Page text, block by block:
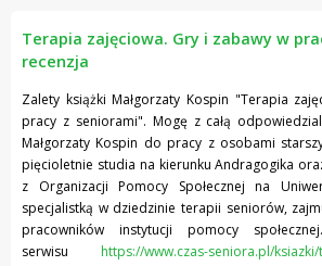
Terapia zajęciowa. Gry i zabawy w
recenzja
Zalety książki Małgorzaty Kospin "Terapia
pracy z seniorami". Mogę z całą
Małgorzaty Kospin do pracy z osobami
pięcioletnie studia na kierunku Andragogika
z Organizacji Pomocy Społecznej na
specjalistką w dziedzinie terapii seniorów,
pracowników instytucji pomocy
serwisu https://www.czas-seniora.pl/